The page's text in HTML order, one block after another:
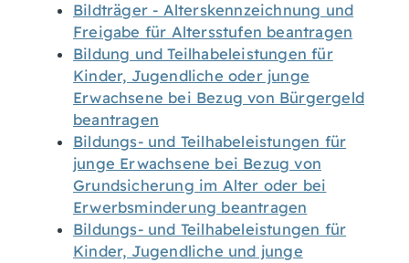
Bildträger - Alterskennzeichnung und
Freigabe für Altersstufen beantragen
Bildung und Teilhabeleistungen für
Kinder, Jugendliche oder junge
Erwachsene bei Bezug von Bürgergeld
beantragen
Bildungs- und Teilhabeleistungen für
junge Erwachsene bei Bezug von
Grundsicherung im Alter oder bei
Erwerbsminderung beantragen
Bildungs- und Teilhabeleistungen für
Kinder, Jugendliche und junge